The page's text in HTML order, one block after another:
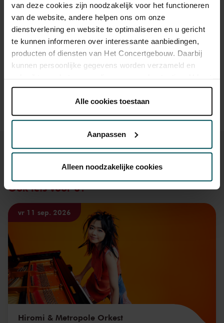
van deze cookies zijn noodzakelijk voor het functioneren
van de website, andere helpen ons om onze
dienstverlening en website te optimaliseren en u gericht
te kunnen informeren over interessante aanbiedingen,
producten of diensten van Het Concertgebouw. Daarbij
kunnen persoonlijke gegevens worden verzameld en
onder 'aanpassen' zelf welke cookies wij mogen
Lees onze cookieverklaring hier. Lees onze
Via decookieverklaringop onze website kunt u uw
kunnen ontvangen en verwerken.
Alle cookies toestaan
Aanpassen
Alleen noodzakelijke cookies
Drankjes zijn bij de prijs inbegrepen. Ben je jonger dan 30
jaar? Eventuele sprintkaarten zijn 4 uur van tevoren via de
online bestelflow beschikbaar. Meer informatie over
sprintkaarten
Prijzen zijn exclusief transactiekosten: € 5 per bestelling. Wilt
kassa@concertgebouw.nl of bel de Concertgebouwlijn op
Ook iets voor u?
vr 11 sep. 2026
Hiromi & Metropole Orkest